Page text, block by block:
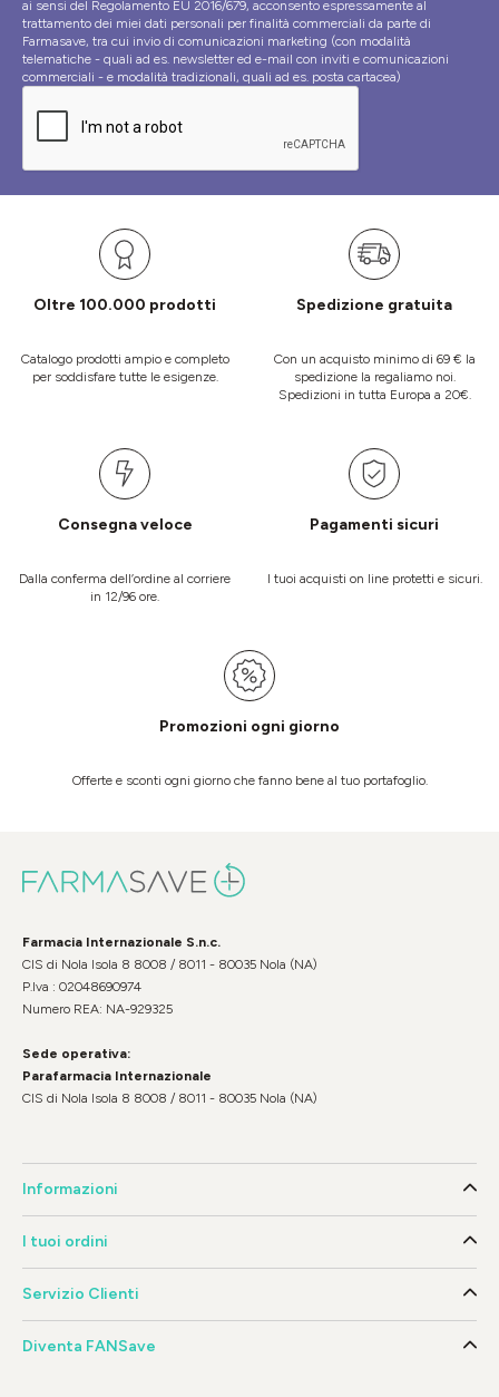
ai sensi del Regolamento EU 2016/679, acconsento espressamente al
trattamento dei miei dati personali per finalità commerciali da parte di
Farmasave, tra cui invio di comunicazioni marketing (con modalità
telematiche - quali ad es. newsletter ed e-mail con inviti e comunicazioni
commerciali - e modalità tradizionali, quali ad es. posta cartacea)
Oltre 100.000 prodotti
Catalogo prodotti ampio e completo
per soddisfare tutte le esigenze.
Spedizione gratuita
Con un acquisto minimo di 69 € la
spedizione la regaliamo noi.
Spedizioni in tutta Europa a 20€.
Consegna veloce
Dalla conferma dell’ordine al corriere
in 12/96 ore.
Pagamenti sicuri
I tuoi acquisti on line protetti e sicuri.
Promozioni ogni giorno
Offerte e sconti ogni giorno che fanno bene al tuo portafoglio.
Farmacia Internazionale S.n.c.
CIS di Nola Isola 8 8008 / 8011 - 80035 Nola (NA)
P.Iva : 02048690974
Numero REA: NA-929325
Sede operativa:
Parafarmacia Internazionale
CIS di Nola Isola 8 8008 / 8011 - 80035 Nola (NA)
Informazioni
I tuoi ordini
Servizio Clienti
Diventa FANSave